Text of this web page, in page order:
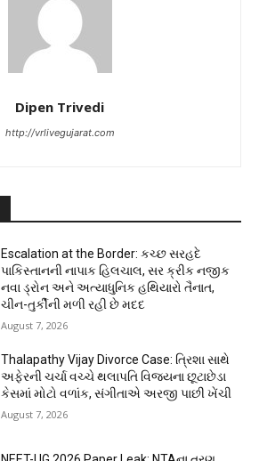
Dipen Trivedi
http://vrlivegujarat.com
Escalation at the Border: કચ્છ સરહદે
પાકિસ્તાનની નાપાક હિલચાલ, સર ક્રીક નજીક
નવા ડ્રોન અને અત્યાધુનિક હથિયારો તૈનાત,
ચીન-તુર્કીની મળી રહી છે મદદ
August 7, 2026
Thalapathy Vijay Divorce Case: ત્રિશા સાથે
અફેરની ચર્ચા વચ્ચે થલાપતિ વિજયના છૂટાછેડા
કેસમાં મોટો વળાંક, સંગીતાએ અરજી પાછી ખેંચી
August 7, 2026